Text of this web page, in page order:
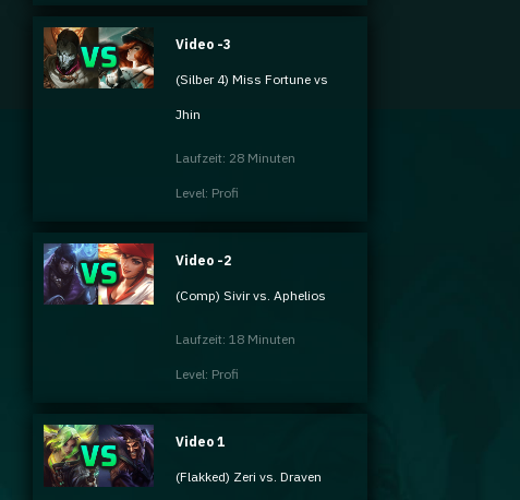
Video -3
(Silber 4) Miss Fortune vs
Jhin
Laufzeit: 28 Minuten
Level: Profi
Video -2
(Comp) Sivir vs. Aphelios
Laufzeit: 18 Minuten
Level: Profi
Video 1
(Flakked) Zeri vs. Draven